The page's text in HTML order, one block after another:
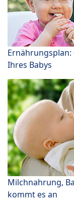
Ihres Babys
Milchnahrung,
kommt es an